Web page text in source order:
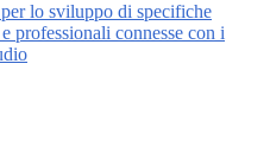
lo sviluppo di specifiche
professionali connesse con i